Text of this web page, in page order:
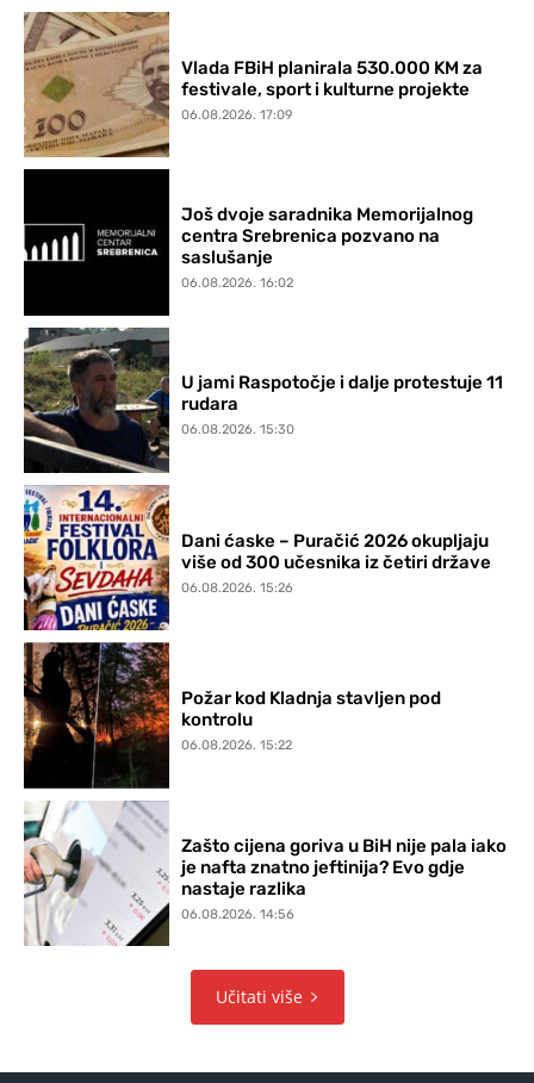
Vlada FBiH planirala 530.000 KM za
festivale, sport i kulturne projekte
06.08.2026. 17:09
Još dvoje saradnika Memorijalnog
centra Srebrenica pozvano na
saslušanje
06.08.2026. 16:02
U jami Raspotočje i dalje protestuje 11
rudara
06.08.2026. 15:30
Dani ćaske – Puračić 2026 okupljaju
više od 300 učesnika iz četiri države
06.08.2026. 15:26
Požar kod Kladnja stavljen pod
kontrolu
06.08.2026. 15:22
Zašto cijena goriva u BiH nije pala iako
je nafta znatno jeftinija? Evo gdje
nastaje razlika
06.08.2026. 14:56
Učitati više